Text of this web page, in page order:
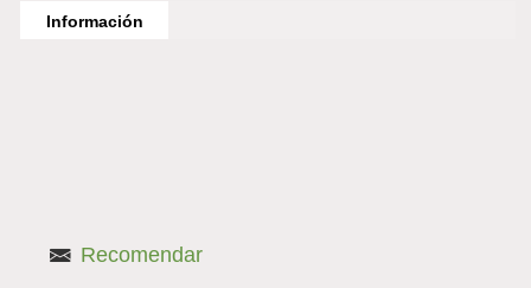
Información
Recomendar